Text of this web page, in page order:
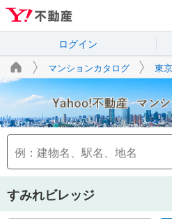
ログイン
マンションカタログ 東
すみれビレッジ